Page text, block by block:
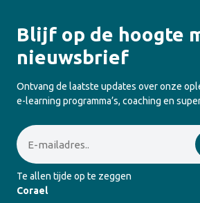
Blijf op de hoogte
nieuwsbrief
Ontvang de laatste updates over onze
e-learning programma’s, coaching en
Email
Te allen tijde op te zeggen
Corael